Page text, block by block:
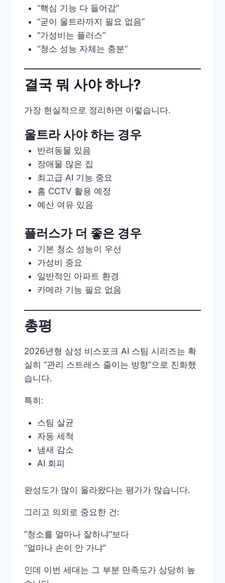
“핵심 기능 다 들어감”
“굳이 울트라까지 필요 없음”
“가성비는 플러스”
“청소 성능 자체는 충분”
결국 뭐 사야 하나?
가장 현실적으로 정리하면 이렇습니다.
울트라 사야 하는 경우
반려동물 있음
장애물 많은 집
최고급 AI 기능 중요
홈 CCTV 활용 예정
예산 여유 있음
플러스가 더 좋은 경우
기본 청소 성능이 우선
가성비 중요
일반적인 아파트 환경
카메라 기능 필요 없음
총평
2026년형 삼성 비스포크 AI 스팀 시리즈는 확
실히 “관리 스트레스 줄이는 방향”으로 진화했
습니다.
특히:
스팀 살균
자동 세척
냄새 감소
AI 회피
완성도가 많이 올라왔다는 평가가 많습니다.
그리고 의외로 중요한 건:
“청소를 얼마나 잘하냐”보다
“얼마나 손이 안 가냐”
인데 이번 세대는 그 부분 만족도가 상당히 높